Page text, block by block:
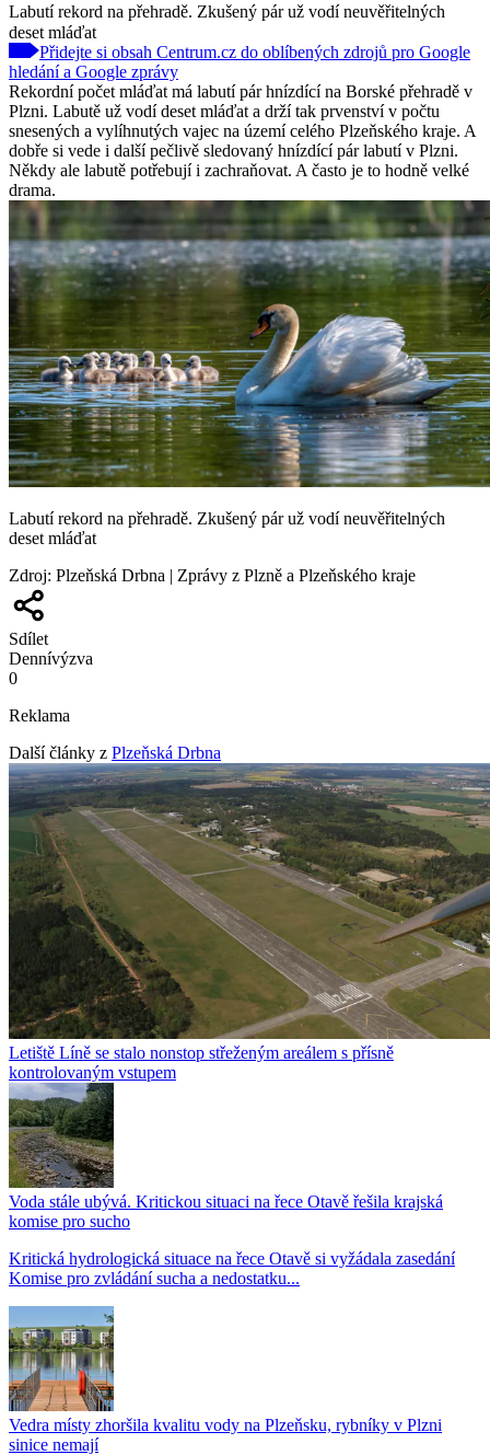
Labutí rekord na přehradě. Zkušený pár už vodí neuvěřitelných
deset mláďat
Přidejte si obsah Centrum.cz do oblíbených zdrojů pro Google
hledání a Google zprávy
Rekordní počet mláďat má labutí pár hnízdící na Borské přehradě v
Plzni. Labutě už vodí deset mláďat a drží tak prvenství v počtu
snesených a vylíhnutých vajec na území celého Plzeňského kraje. A
dobře si vede i další pečlivě sledovaný hnízdící pár labutí v Plzni.
Někdy ale labutě potřebují i zachraňovat. A často je to hodně velké
drama.
Labutí rekord na přehradě. Zkušený pár už vodí neuvěřitelných
deset mláďat
Zdroj: Plzeňská Drbna | Zprávy z Plzně a Plzeňského kraje
Sdílet
Dennívýzva
0
Reklama
Další články z Plzeňská Drbna
Letiště Líně se stalo nonstop střeženým areálem s přísně
kontrolovaným vstupem
Voda stále ubývá. Kritickou situaci na řece Otavě řešila krajská
komise pro sucho
Kritická hydrologická situace na řece Otavě si vyžádala zasedání
Komise pro zvládání sucha a nedostatku...
Vedra místy zhoršila kvalitu vody na Plzeňsku, rybníky v Plzni
sinice nemají